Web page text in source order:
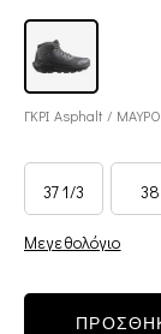
ΓΚΡΙ Asphalt /
37 1/3 38
Μεγεθολόγιο